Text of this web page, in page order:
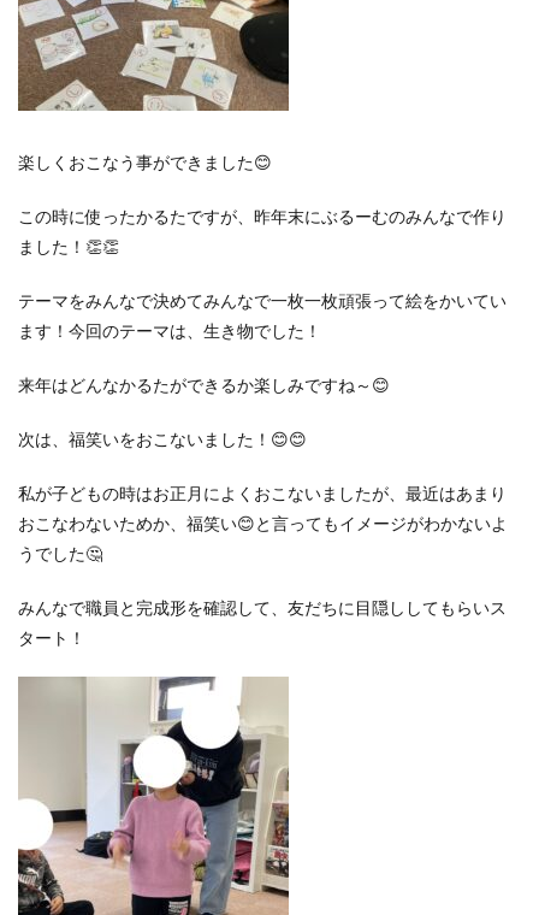
楽しくおこなう事ができました😊
この時に使ったかるたですが、昨年末にぶるーむのみんなで作り
ました！👏👏
テーマをみんなで決めてみんなで一枚一枚頑張って絵をかいてい
ます！今回のテーマは、生き物でした！
来年はどんなかるたができるか楽しみですね～😊
次は、福笑いをおこないました！😊😊
私が子どもの時はお正月によくおこないましたが、最近はあまり
おこなわないためか、福笑い😊と言ってもイメージがわかないよ
うでした🤔
みんなで職員と完成形を確認して、友だちに目隠ししてもらいス
タート！